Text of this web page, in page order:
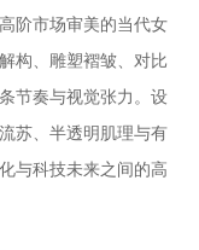
阶市场审美的当代女
构、雕塑褶皱、对比
节奏与视觉张力。设
苏、半透明肌理与有
与科技未来之间的高